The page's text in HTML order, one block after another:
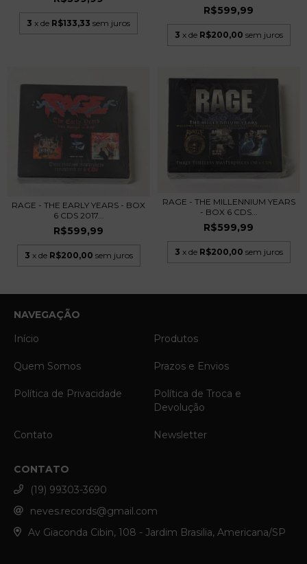
3 x de R$133,33 sem juros
R$599,99
3 x de R$200,00 sem juros
RAGE - THE EARLY YEARS - BOX
6 CDS 2017...
R$599,99
3 x de R$200,00 sem juros
RAGE - THE MILLENNIUM YEARS
- BOX 6 CDS...
R$599,99
3 x de R$200,00 sem juros
NAVEGAÇÃO
Início
Produtos
Quem Somos Prazos e Envios
Política de Privacidade
Política de Troca e
Devolução
Contato Newsletter
CONTATO
(19) 99303-3690
neves.records@gmail.com
Av Giaconda Cibin, 108 - Jardim Brasilia, Americana/SP